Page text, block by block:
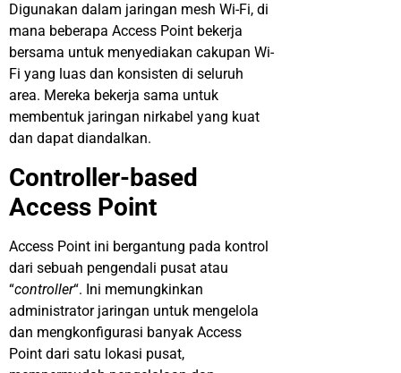
Digunakan dalam jaringan mesh Wi-Fi, di
mana beberapa Access Point bekerja
bersama untuk menyediakan cakupan Wi-
Fi yang luas dan konsisten di seluruh
area. Mereka bekerja sama untuk
membentuk jaringan nirkabel yang kuat
dan dapat diandalkan.
Controller-based
Access Point
Access Point ini bergantung pada kontrol
dari sebuah pengendali pusat atau
“controller“. Ini memungkinkan
administrator jaringan untuk mengelola
dan mengkonfigurasi banyak Access
Point dari satu lokasi pusat,